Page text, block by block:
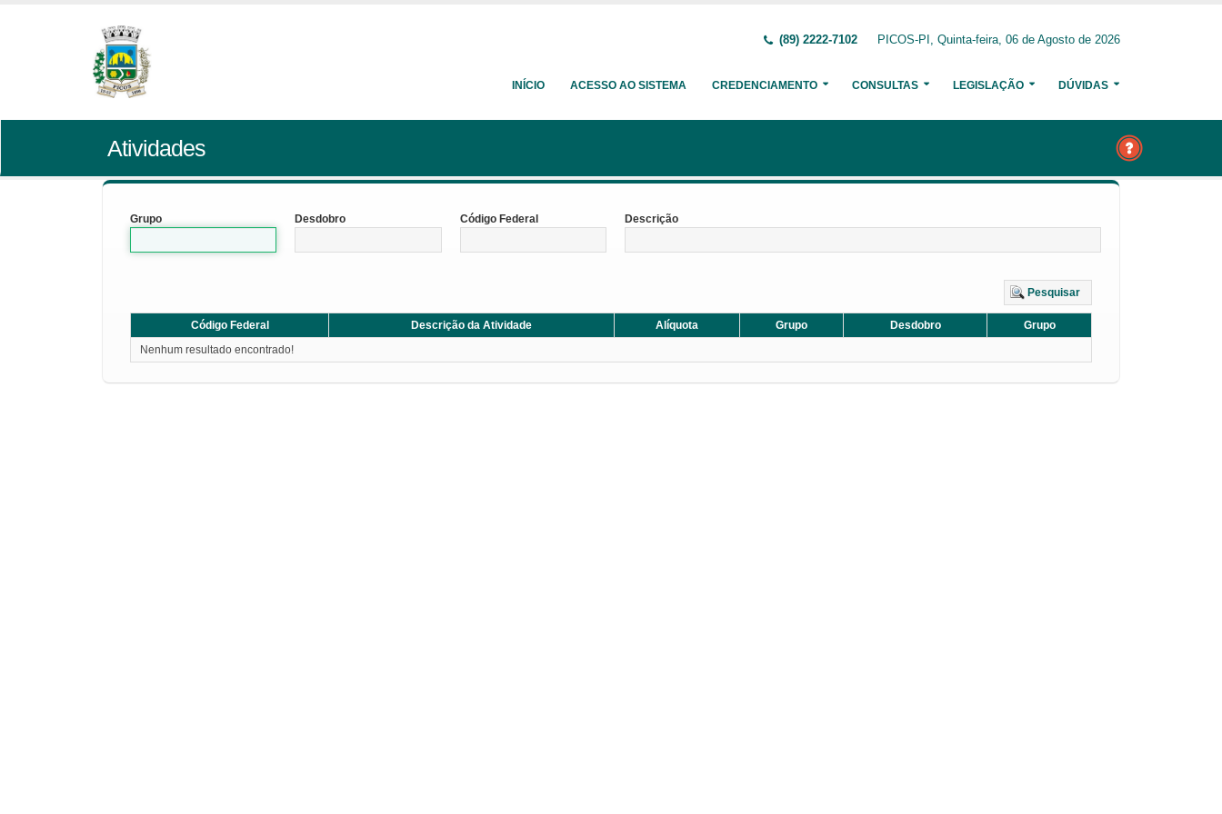
(89) 2222-7102 PICOS-PI, Quinta-feira, 06 de Agosto de 2026
INÍCIO ACESSO AO SISTEMA CREDENCIAMENTO CONSULTAS LEGISLAÇÃO DÚVIDAS
Atividades
Grupo Desdobro Código Federal Descrição
Pesquisar
Código Federal Descrição da Atividade Alíquota Grupo Desdobro
Grupo
Nenhum resultado encontrado!